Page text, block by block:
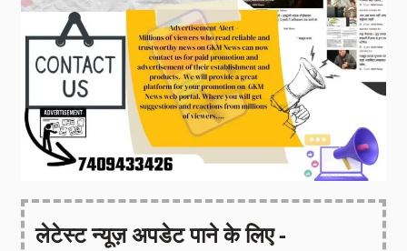
लेटेस्ट न्यूज़ अपडेट पाने के लिए -